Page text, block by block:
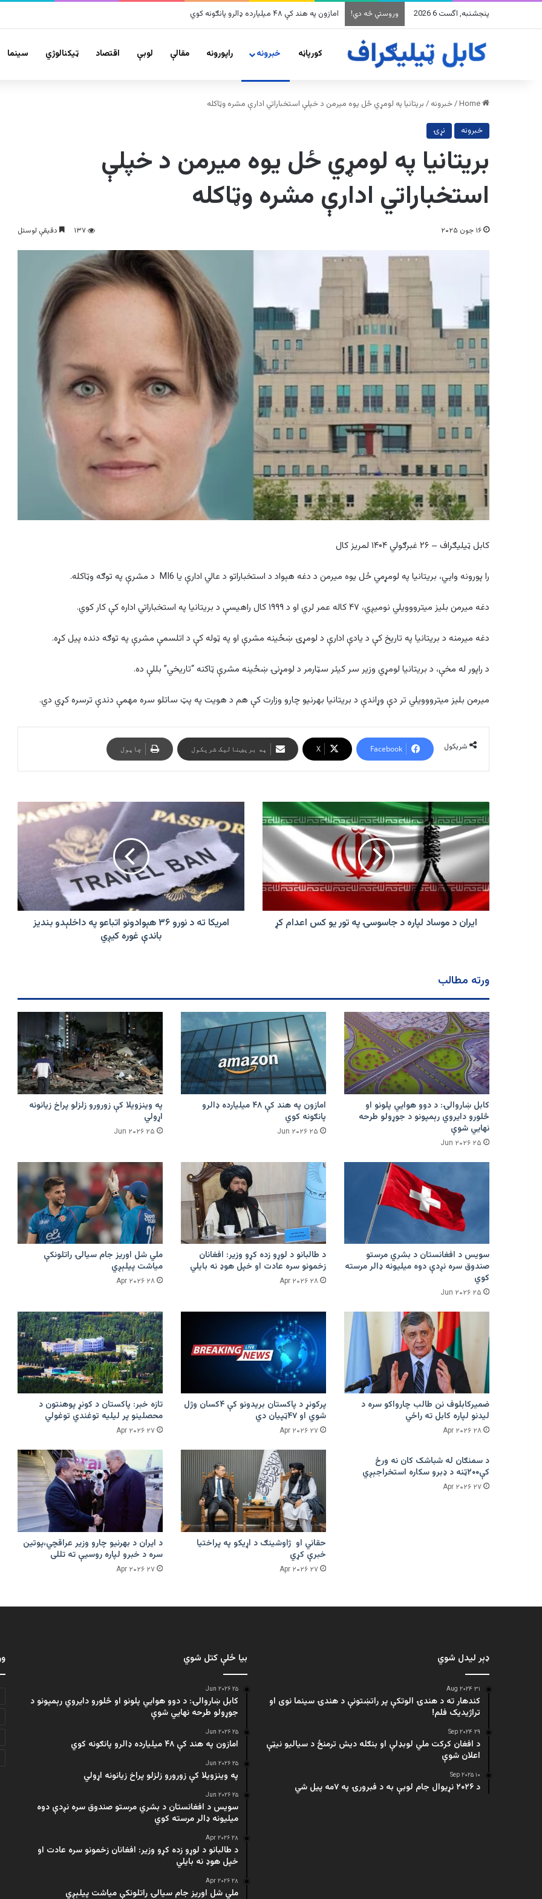
پنجشنبه, اگست 6 2026 وروستي څه دي! امازون په هند کې ۴۸ میلیارده ډالرو پانګونه کوي
کورپاڼه خبرونه راپورونه مقالې لوبې اقتصاد ټیکنالوژي سينما
/خبرونه / بریتانیا په لومړي ځل یوه میرمن د خپلې استخباراتي ادارې مشره وټاکله
خبرونه نړۍ
بریتانیا په لومړي ځل یوه میرمن د خپلې
استخباراتي ادارې مشره وټاکله
۱۶ جون ۲۰۲۵ ۱۳۷ دقیقې لوستل
کابل ټیلیګراف – ۲۶ غبرګولي ۱۴۰۴ لمریز کال
را پورونه وایي، بریتانیا په لومړمي ځل یوه میرمن د دغه هېواد د استخباراتو د عالي ادارې یا MI6 د مشرې په توګه وټاکله.
دغه میرمن بلیز میترووویلي نومیږي، ۴۷ کاله عمر لري او د ۱۹۹۹ کال راهیسې د بریتانیا په استخباراتي اداره کې کار کوي.
دغه میرمنه د بریتانیا په تاریخ کې د یادې ادارې د لومړۍ ښځینه مشرې او په ټوله کې د اتلسمې مشرې په توګه دنده پیل کړه.
د راپور له مخې، د بریتانیا لومړي وزیر سر کیئر سټارمر د لومړنۍ ښځینه مشرې ټاکنه “تاریخي” بللې ده.
میرمن بلیز میترووویلي تر دې وړاندې د بریتانیا بهرنیو چارو وزارت کې هم د هویت په پټ ساتلو سره مهمې دندې ترسره کړي دي.
شریکول Facebook
X په بریښنالیک شریکول چاپول
ایران
د
موساد
لپاره
د
جاسوسۍ
په
تور
یو
ایران د موساد لپاره د جاسوسۍ په تور یو کس اعدام کړ
ته
د
۳۶
هېوادونو
داخلېدو
امریکا ته د نورو ۳۶ هېوادونو اتباعو په داخلېدو بندیز
باندې غوره کیږي
ورته مطالب
کابل ښاروالۍ: د دوو هوايي پلونو او
څلورو دایروي رېمپونو د جوړولو طرحه
نهایي شوې
۲۵ Jun ۲۰۲۶
امازون په هند کې ۴۸ میلیارده ډالرو
پانګونه کوي
۲۵ Jun ۲۰۲۶
په وینزویلا کې زورورو زلزلو پراخ زیانونه
اړولي
۲۵ Jun ۲۰۲۶
سویس د افغانستان د بشري مرستو
صندوق سره نږدې دوه میلیونه ډالر مرسته
کوي
۲۵ Jun ۲۰۲۶
د طالبانو د لوړو زده کړو وزیر: افغانان
زخمونو سره عادت او خپل هوډ نه بایلي
۲۸ Apr ۲۰۲۶
ملي شل اوریز جام سیالۍ راتلونکې
میاشت پیلېږي
۲۸ Apr ۲۰۲۶
ضمیرکابلوف نن طالب چارواکو سره د
لیدنو لپاره کابل ته راځي
۲۸ Apr ۲۰۲۶
پرکونړ د پاکستان بریدونو کې ۴کسان وژل
شوي او ۴۷ټپیان دي
۲۷ Apr ۲۰۲۶
تازه خبر: پاکستان د کونړ پوهنتون د
محصلینو پر لیلیه توغندي توغولي
۲۷ Apr ۲۰۲۶
د سمنګان له شباشک کان نه ورځ
کې۲۰۰ټنه د ډبرو سکاره استخراجېږي
۲۷ Apr ۲۰۲۶
حقاني او ژاوشینګ د اړیکو په پراختیا
خبرې کړي
۲۷ Apr ۲۰۲۶
د ایران د بهرنیو چارو وزیر عراقچي،پوتین
سره د خبرو لپاره روسیې ته تللی
۲۷ Apr ۲۰۲۶
ډېر لیدل شوي
۳۱ Aug ۲۰۲۴
کندهار ته د هندۍ الوتکې پر راتښتونې د هندۍ سینما نوی او
تراژيديک فلم!
۲۹ Sep ۲۰۲۴
د افغان کرکت ملي لوبډلې او بنګله دیش ترمنځ د سیالیو نیټې
اعلان شوې
۱۰ Sep ۲۰۲۵
د ۲۰۲۶ نړیوال جام لوبې به د فبرورۍ په ۷مه پیل شي
بیا ځلې کتل شوي
۲۵ Jun ۲۰۲۶
کابل ښاروالۍ: د دوو هوايي پلونو او څلورو دایروي رېمپونو د
جوړولو طرحه نهایي شوې
۲۵ Jun ۲۰۲۶
امازون په هند کې ۴۸ میلیارده ډالرو پانګونه کوي
۲۵ Jun ۲۰۲۶
په وینزویلا کې زورورو زلزلو پراخ زیانونه اړولي
۲۵ Jun ۲۰۲۶
سویس د افغانستان د بشري مرستو صندوق سره نږدې دوه
میلیونه ډالر مرسته کوي
۲۸ Apr ۲۰۲۶
د طالبانو د لوړو زده کړو وزیر: افغانان زخمونو سره عادت او
خپل هوډ نه بایلي
۲۸ Apr ۲۰۲۶
ملي شل اوریز جام سیالۍ راتلونکې میاشت پیلېږي